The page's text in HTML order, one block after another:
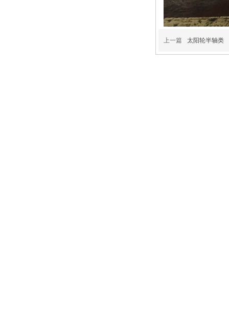
上一篇 太阳轮半轴类